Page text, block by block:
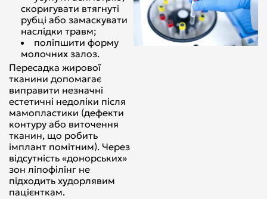
скоригувати втягнуті
рубці або замаскувати
наслідки травм;
поліпшити форму
молочних залоз.
Пересадка жирової
тканини допомагає
виправити незначні
естетичні недоліки після
мамопластики (дефекти
контуру або виточення
тканин, що робить
імплант помітним). Через
відсутність «донорських»
зон ліпофілінг не
підходить худорлявим
пацієнткам.